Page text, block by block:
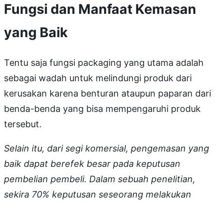
Fungsi dan Manfaat Kemasan
yang Baik
Tentu saja fungsi packaging yang utama adalah
sebagai wadah untuk melindungi produk dari
kerusakan karena benturan ataupun paparan dari
benda-benda yang bisa mempengaruhi produk
tersebut.
Selain itu, dari segi komersial, pengemasan yang
baik dapat berefek besar pada keputusan
pembelian pembeli. Dalam sebuah penelitian,
sekira 70% keputusan seseorang melakukan